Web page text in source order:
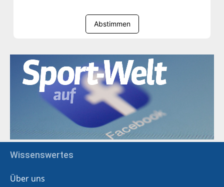
Abstimmen
Wissenswertes
Über uns